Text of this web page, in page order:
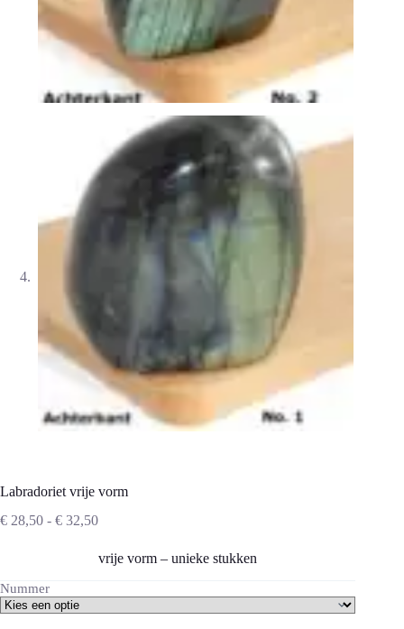
Labradoriet vrije vorm
€ 28,50 - € 32,50Prijsklasse:
tot
€ 32,50
vrije vorm – unieke stukken
Nummer